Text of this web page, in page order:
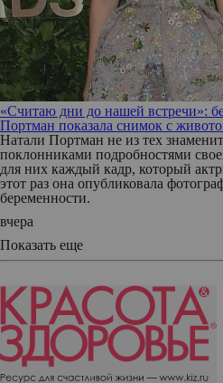
«Считаю дни до нашей встречи»:
Портман показала снимок с
Натали Портман не из тех
поклонниками подробностями
для них каждый кадр, который
этот раз она опубликовала
беременности.
вчера
Показать еще